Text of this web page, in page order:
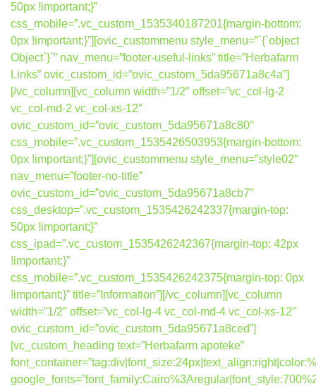
50px !important;}”
css_mobile=”.vc_custom_1535340187201{margin-bottom:
0px !important;}”][ovic_custommenu style_menu=”`{`object
Object`}`” nav_menu=”footer-useful-links” title=”Herbafarm
Links” ovic_custom_id=”ovic_custom_5da95671a8c4a”]
[/vc_column][vc_column width=”1/2″ offset=”vc_col-lg-2
vc_col-md-2 vc_col-xs-12″
ovic_custom_id=”ovic_custom_5da95671a8c80″
css_mobile=”.vc_custom_1535426503953{margin-bottom:
0px !important;}”][ovic_custommenu style_menu=”style02″
nav_menu=”footer-no-title”
ovic_custom_id=”ovic_custom_5da95671a8cb7″
css_desktop=”.vc_custom_1535426242337{margin-top:
50px !important;}”
css_ipad=”.vc_custom_1535426242367{margin-top: 42px
!important;}”
css_mobile=”.vc_custom_1535426242375{margin-top: 0px
!important;}” title=”Information”][/vc_column][vc_column
width=”1/2″ offset=”vc_col-lg-4 vc_col-md-4 vc_col-xs-12″
ovic_custom_id=”ovic_custom_5da95671a8ced”]
[vc_custom_heading text=”Herbafarm apoteke”